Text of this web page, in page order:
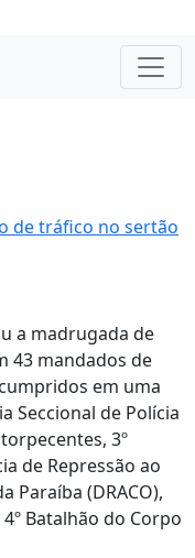
de tráfico no sertão
a madrugada de
43 mandados de
em uma
Seccional de Polícia
3º
de Repressão ao
Paraíba (DRACO),
Batalhão do Corpo